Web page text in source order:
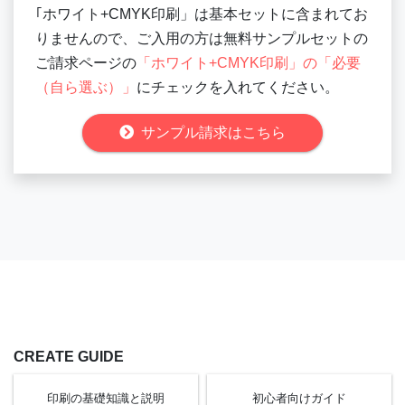
｢ホワイト+CMYK印刷」は基本セットに含まれてお
りませんので、ご入用の方は無料サンプルセットの
ご請求ページの 「ホワイト+CMYK印刷」の「必要
（自ら選ぶ）」 にチェックを入れてください。
サンプル請求はこちら
CREATE GUIDE
印刷の基礎知識と 説明 初心者向けガイド